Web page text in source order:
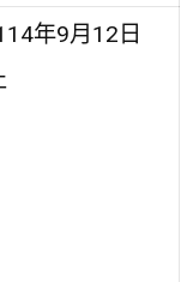
年9月12日